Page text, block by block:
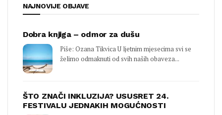
NAJNOVIJE OBJAVE
Dobra knjiga – odmor za dušu
Piše: Ozana Tikvica U ljetnim mjesecima svi se
želimo odmaknuti od svih naših obaveza...
ŠTO ZNAČI INKLUZIJA? USUSRET 24.
FESTIVALU JEDNAKIH MOGUĆNOSTI